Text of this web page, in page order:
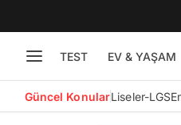
TEST EV & YAŞAM
Güncel KonularLiseler-LGS